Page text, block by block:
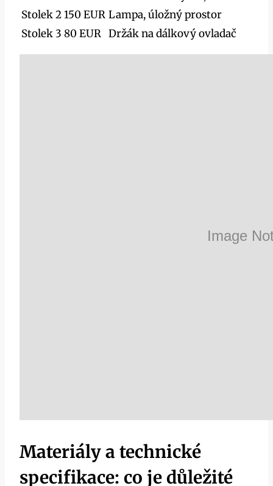
Stolek 2150 EUR Lampa, úložný prostor
Stolek 3 80 EUR Držák na dálkový ovladač
Materiály a technické
specifikace: co je důležité